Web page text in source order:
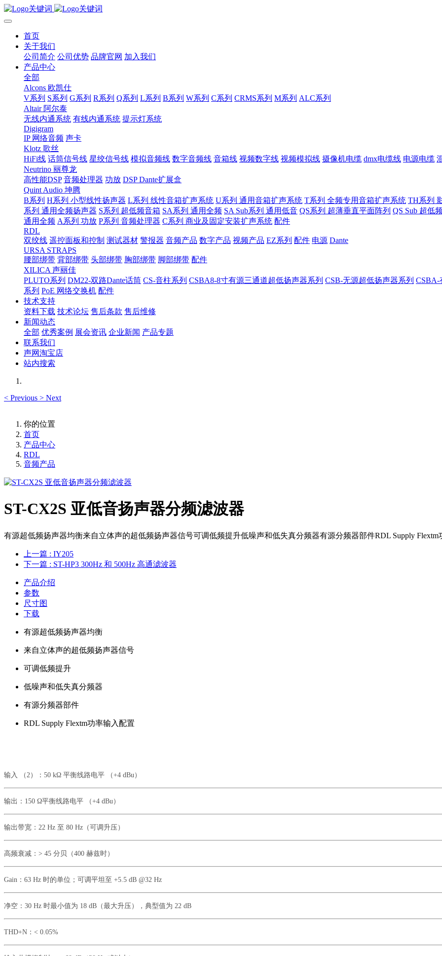
首页
关于我们
公司简介 公司优势 品牌官网 加入我们
产品中心
全部
Alcons 欧凯仕
V系列 S系列 G系列 R系列 Q系列 L系列 B系列 W系列 C系列 CRMS系列 M系列 ALC系列
Altair 阿尔泰
无线内通系统 有线内通系统 提示灯系统
Digigram
IP 网络音频 声卡
Klotz 歌丝
HiFi线 话筒信号线 星绞信号线 模拟音频线 数字音频线 音箱线 视频数字线 视频模拟线 摄像机电缆 dmx电缆线 电源电缆
Neutrino 丽尊龙
高性能DSP 音频处理器 功放 DSP Dante扩展盒
Quint Audio 坤腾
B系列 H系列 小型线性扬声器 L系列 线性音箱扩声系统 U系列 通用音箱扩声系统 T系列 全频专用音箱扩声系统 TH系列
系列 通用全频扬声器 S系列 超低频音箱 SA系列 通用全频 SA Sub系列 通用低音 QS系列 超薄垂直平面阵列 QS Sub 超低
通用全频 A系列 功放 P系列 音频处理器 C系列 商业及固定安装扩声系统 配件
RDL
双绞线 遥控面板和控制 测试器材 警报器 音频产品 数字产品 视频产品 EZ系列 配件 电源 Dante
URSA STRAPS
腰部绑带 背部绑带 头部绑带 胸部绑带 脚部绑带 配件
XILICA 声丽佳
PLUTO系列 DM22-双路Dante话筒 CS-音柱系列 CSBA8-8寸有源三通道超低扬声器系列 CSB-无源超低扬声器系列 CSBA-
系列 PoE 网络交换机 配件
技术支持
资料下载 技术论坛 售后条款 售后维修
新闻动态
全部 优秀案例 展会资讯 企业新闻 产品专题
联系我们
声网淘宝店
站内搜索
< Previous > Next
你的位置
首页
产品中心
RDL
音频产品
ST-CX2S 亚低音扬声器分频滤波器
有源超低频扬声器均衡来自立体声的超低频扬声器信号可调低频提升低噪声和低失真分频器有源分频器部件RDL Supply Flextm
上一篇 : IY205
下一篇 : ST-HP3 300Hz 和 500Hz 高通滤波器
产品介绍
参数
尺寸图
下载
有源超低频扬声器均衡
来自立体声的超低频扬声器信号
可调低频提升
低噪声和低失真分频器
有源分频器部件
RDL Supply Flextm功率输入配置
输入 （ 2）： 50 kΩ 平衡线路电平 （+4 dBu）
输出： 150 Ω平衡线路电平 （+4 dBu）
输出带宽： 22 Hz 至 80 Hz（可调升压）
高频衰减： > 45 分贝（400 赫兹时）
Gain： 63 Hz 时的单位；可调平坦至 +5.5 dB @32 Hz
净空： 30 Hz 时最小值为 18 dB（最大升压），典型值为 22 dB
THD+N： < 0.05%